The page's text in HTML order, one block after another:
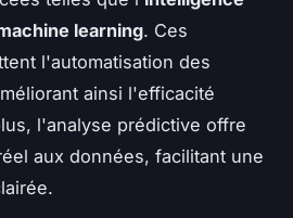
learning. Ces
l'automatisation des
ainsi l'efficacité
l'analyse prédictive offre
aux données, facilitant une